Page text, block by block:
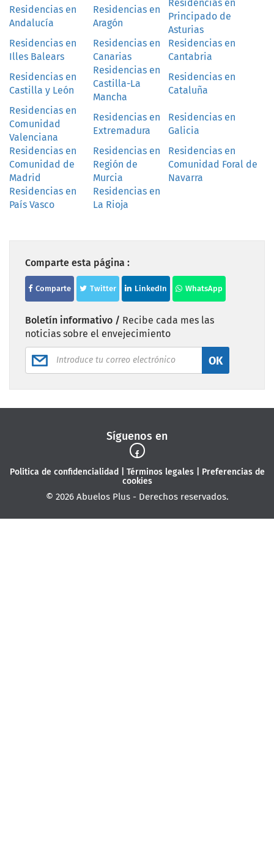
Residencias en
Andalucía
Residencias en
Aragón
Residencias en
Principado de
Asturias
Residencias en
Illes Balears
Residencias en
Canarias
Residencias en
Cantabria
Residencias en
Castilla y León
Residencias en
Castilla-La
Mancha
Residencias en
Cataluña
Residencias en
Comunidad
Valenciana
Residencias en
Extremadura
Residencias en
Galicia
Residencias en
Comunidad de
Madrid
Residencias en
Región de
Murcia
Residencias en
Comunidad Foral de
Navarra
Residencias en
País Vasco
Residencias en
La Rioja
Comparte esta página :
Comparte Twitter LinkedIn WhatsApp
Boletín informativo / Recibe cada mes las
noticias sobre el envejecimiento
OK
Síguenos en
Politica de confidencialidad Términos legales| Preferencias de
cookies
© 2026 Abuelos Plus - Derechos reservados.